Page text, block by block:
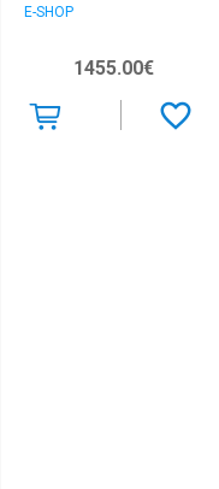
E-SHOP
1455.00€